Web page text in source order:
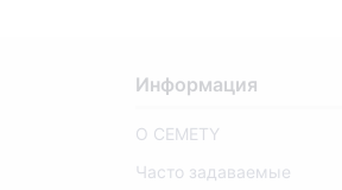
Информация
О CEMETY
Часто задаваемые